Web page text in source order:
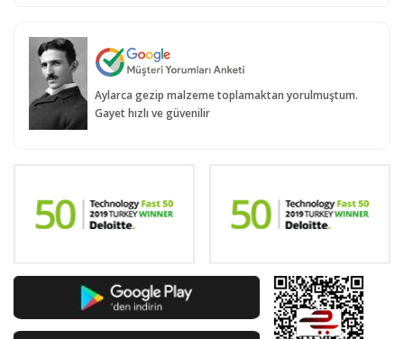
Aylarca gezip malzeme toplamaktan yorulmuştum.
Gayet hızlı ve güvenilir